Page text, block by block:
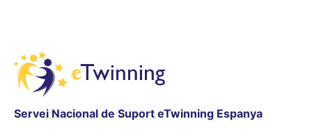
Servei Nacional de Suport eTwinning Espanya